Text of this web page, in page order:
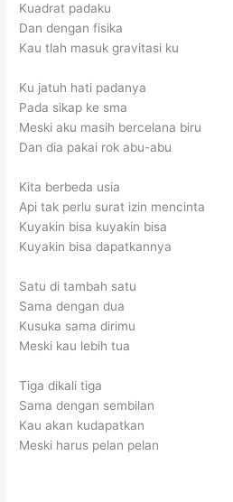
Kuadrat padaku
Dan dengan fisika
Kau tlah masuk gravitasi ku
Ku jatuh hati padanya
Pada sikap ke sma
Meski aku masih bercelana biru
Dan dia pakai rok abu-abu
Kita berbeda usia
Api tak perlu surat izin mencinta
Kuyakin bisa kuyakin bisa
Kuyakin bisa dapatkannya
Satu di tambah satu
Sama dengan dua
Kusuka sama dirimu
Meski kau lebih tua
Tiga dikali tiga
Sama dengan sembilan
Kau akan kudapatkan
Meski harus pelan pelan